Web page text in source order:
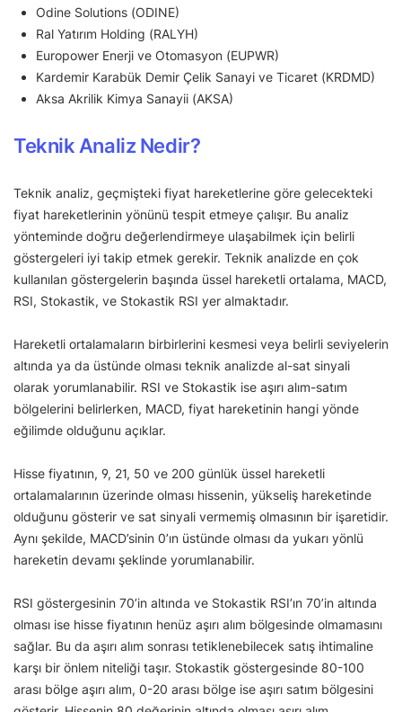
Odine Solutions (ODINE)
Ral Yatırım Holding (RALYH)
Europower Enerji ve Otomasyon (EUPWR)
Kardemir Karabük Demir Çelik Sanayi ve Ticaret (KRDMD)
Aksa Akrilik Kimya Sanayii (AKSA)
Teknik Analiz Nedir?
Teknik analiz, geçmişteki fiyat hareketlerine göre gelecekteki
fiyat hareketlerinin yönünü tespit etmeye çalışır. Bu analiz
yönteminde doğru değerlendirmeye ulaşabilmek için belirli
göstergeleri iyi takip etmek gerekir. Teknik analizde en çok
kullanılan göstergelerin başında üssel hareketli ortalama, MACD,
RSI, Stokastik, ve Stokastik RSI yer almaktadır.
Hareketli ortalamaların birbirlerini kesmesi veya belirli seviyelerin
altında ya da üstünde olması teknik analizde al-sat sinyali
olarak yorumlanabilir. RSI ve Stokastik ise aşırı alım-satım
bölgelerini belirlerken, MACD, fiyat hareketinin hangi yönde
eğilimde olduğunu açıklar.
Hisse fiyatının, 9, 21, 50 ve 200 günlük üssel hareketli
ortalamalarının üzerinde olması hissenin, yükseliş hareketinde
olduğunu gösterir ve sat sinyali vermemiş olmasının bir işaretidir.
Aynı şekilde, MACD’sinin 0’ın üstünde olması da yukarı yönlü
hareketin devamı şeklinde yorumlanabilir.
RSI göstergesinin 70’in altında ve Stokastik RSI’ın 70’in altında
olması ise hisse fiyatının henüz aşırı alım bölgesinde olmamasını
sağlar. Bu da aşırı alım sonrası tetiklenebilecek satış ihtimaline
karşı bir önlem niteliği taşır. Stokastik göstergesinde 80-100
arası bölge aşırı alım, 0-20 arası bölge ise aşırı satım bölgesini